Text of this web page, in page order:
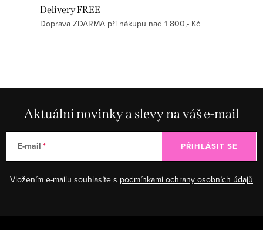
Delivery FREE
Doprava ZDARMA při nákupu nad 1 800,- Kč
Aktuální novinky a slevy na váš e-mail
E-mail
Vložením e-mailu souhlasíte s podmínkami ochrany osobních údajů
PŘIHLÁSIT SE